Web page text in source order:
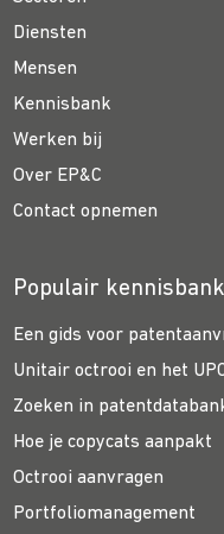
Diensten
Mensen
Kennisbank
Werken bij
Over EP&C
Contact opnemen
Populair kennisbank
Een gids voor
Unitair octrooi en het
Zoeken in
Hoe je copycats aanpakt
Octrooi aanvragen
Portfoliomanagement